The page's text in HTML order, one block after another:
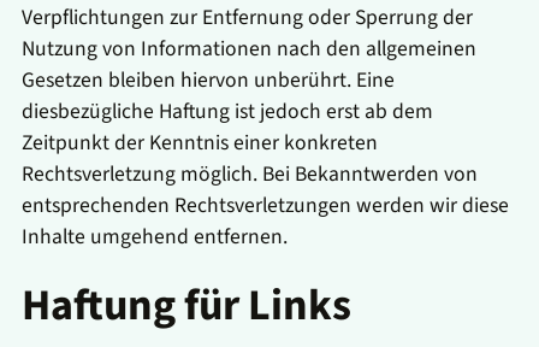
Verpflichtungen zur Entfernung oder Sperrung der
Nutzung von Informationen nach den allgemeinen
Gesetzen bleiben hiervon unberührt. Eine
diesbezügliche Haftung ist jedoch erst ab dem
Zeitpunkt der Kenntnis einer konkreten
Rechtsverletzung möglich. Bei Bekanntwerden von
entsprechenden Rechtsverletzungen werden wir diese
Inhalte umgehend entfernen.
Haftung für Links